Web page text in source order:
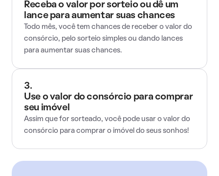
Receba o valor por sorteio ou dê um
lance para aumentar suas chances
Todo mês, você tem chances de receber o valor do
consórcio, pelo sorteio simples ou dando lances
para aumentar suas chances.
3.
Use o valor do consórcio para comprar
seu imóvel
Assim que for sorteado, você pode usar o valor do
consórcio para comprar o imóvel do seus sonhos!